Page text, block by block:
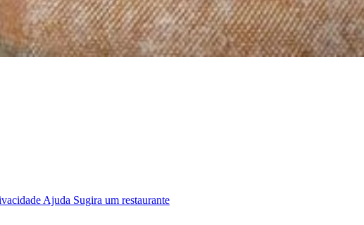
Ajuda Sugira um restaurante